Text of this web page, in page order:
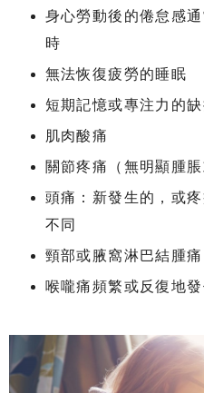
身心勞動後的倦怠感
時
無法恢復疲勞的睡眠
短期記憶或專注力的缺
肌肉酸痛
關節疼痛（無明顯腫脹
頭痛：新發生的，或
不同
頸部或腋窩淋巴結腫痛
喉嚨痛頻繁或反復地